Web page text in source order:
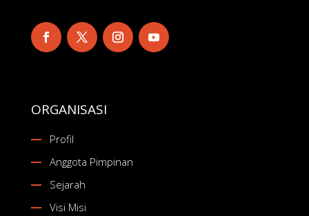
ORGANISASI
Profil
Anggota Pimpinan
Sejarah
Visi Misi